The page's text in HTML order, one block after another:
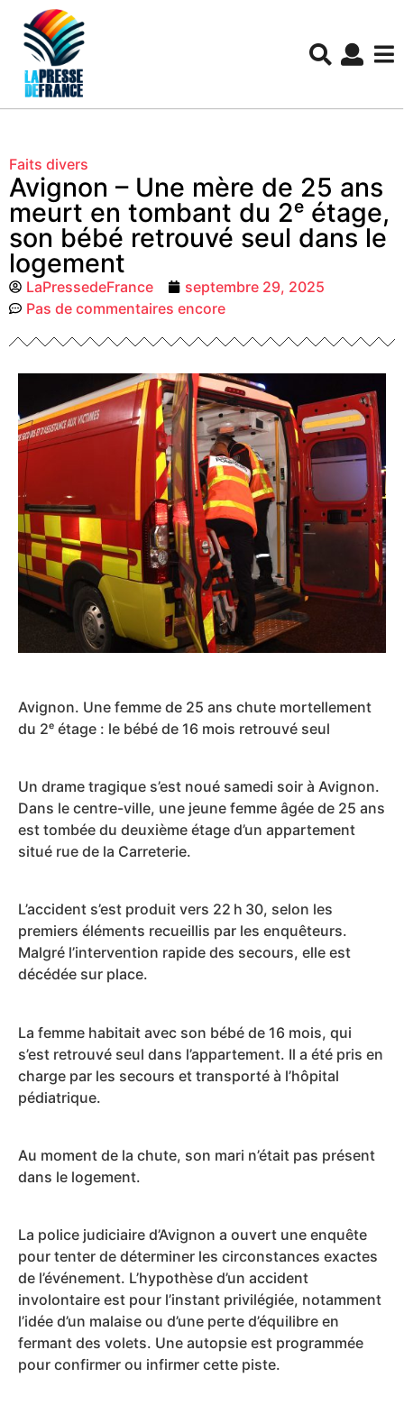
Faits divers
Avignon – Une mère de 25 ans
meurt en tombant du 2ᵉ étage,
son bébé retrouvé seul dans le
logement
LaPressedeFrance
septembre 29, 2025
Pas de commentaires encore
Avignon. Une femme de 25 ans chute mortellement
du 2ᵉ étage : le bébé de 16 mois retrouvé seul
Un drame tragique s’est noué samedi soir à Avignon.
Dans le centre-ville, une jeune femme âgée de 25 ans
est tombée du deuxième étage d’un appartement
situé rue de la Carreterie.
L’accident s’est produit vers 22 h 30, selon les
premiers éléments recueillis par les enquêteurs.
Malgré l’intervention rapide des secours, elle est
décédée sur place.
La femme habitait avec son bébé de 16 mois, qui
s’est retrouvé seul dans l’appartement. Il a été pris en
charge par les secours et transporté à l’hôpital
pédiatrique.
Au moment de la chute, son mari n’était pas présent
dans le logement.
La police judiciaire d’Avignon a ouvert une enquête
pour tenter de déterminer les circonstances exactes
de l’événement. L’hypothèse d’un accident
involontaire est pour l’instant privilégiée, notamment
l’idée d’un malaise ou d’une perte d’équilibre en
fermant des volets. Une autopsie est programmée
pour confirmer ou infirmer cette piste.